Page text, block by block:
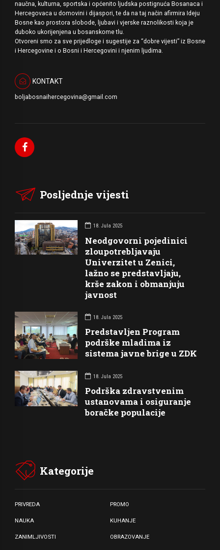
naučna, kulturna, sportska i općenito ljudska postignuća Bosanaca i
Hercegovaca u domovini i dijaspori, te da na taj način afirmira Ideju
Bosne kao prostora slobode, ljubavi i vjerske raznolikosti koja je
duboko ukorijenjena u bosanskome tlu.
Otvoreni smo za sve prijedloge i sugestije za “dobre vijesti” iz Bosne
i Hercegovine i o Bosni i Hercegovini i njenim ljudima.
KONTAKT
boljabosnaihercegovina@gmail.com
Posljednje vijesti
18. Jula 2025
Neodgovorni pojedinici
zloupotrebljavaju
Univerzitet u Zenici,
lažno se predstavljaju,
krše zakon i obmanjuju
javnost
18. Jula 2025
Predstavljen Program
podrške mladima iz
sistema javne brige u ZDK
18. Jula 2025
Podrška zdravstvenim
ustanovama i osiguranje
boračke populacije
Kategorije
PRIVREDA PROMO
NAUKA KUHANJE
ZANIMLJIVOSTI OBRAZOVANJE